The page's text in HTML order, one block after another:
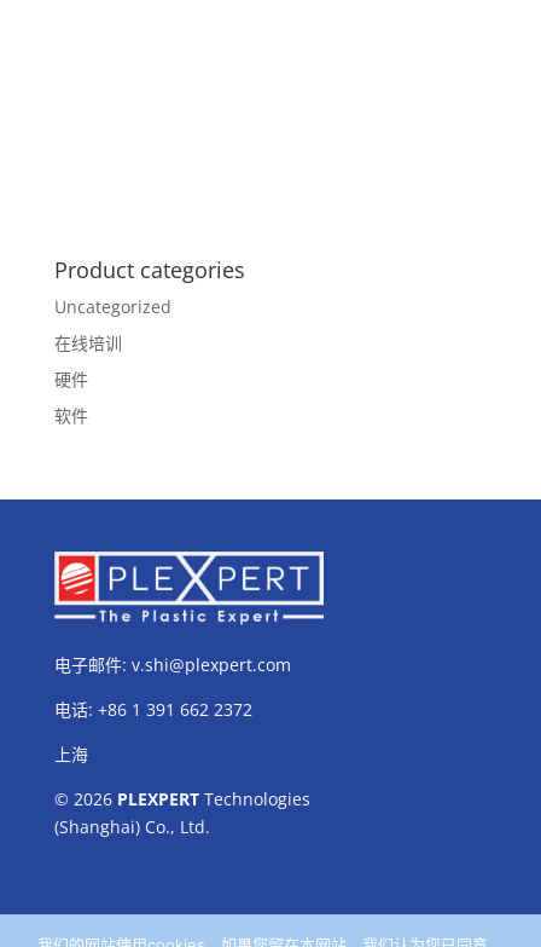
Product categories
Uncategorized
在线培训
硬件
软件
电子邮件: v.shi@plexpert.com
电话: +86 1 391 662 2372
上海
© 2026 PLEXPERTTechnologies
(Shanghai) Co., Ltd.